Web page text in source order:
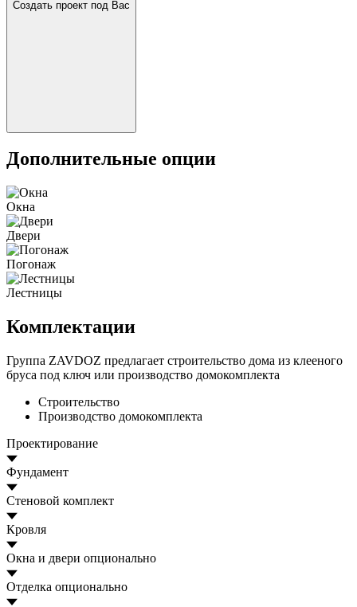
Создать проект под Вас
Дополнительные опции
Окна
Двери
Погонаж
Лестницы
Комплектации
Группа ZAVDOZ предлагает строительство дома из клееного
бруса под ключ или производство домокомплекта
Строительство
Производство домокомплекта
Проектирование
Фундамент
Стеновой комплект
Кровля
Окна и двери опционально
Отделка опционально